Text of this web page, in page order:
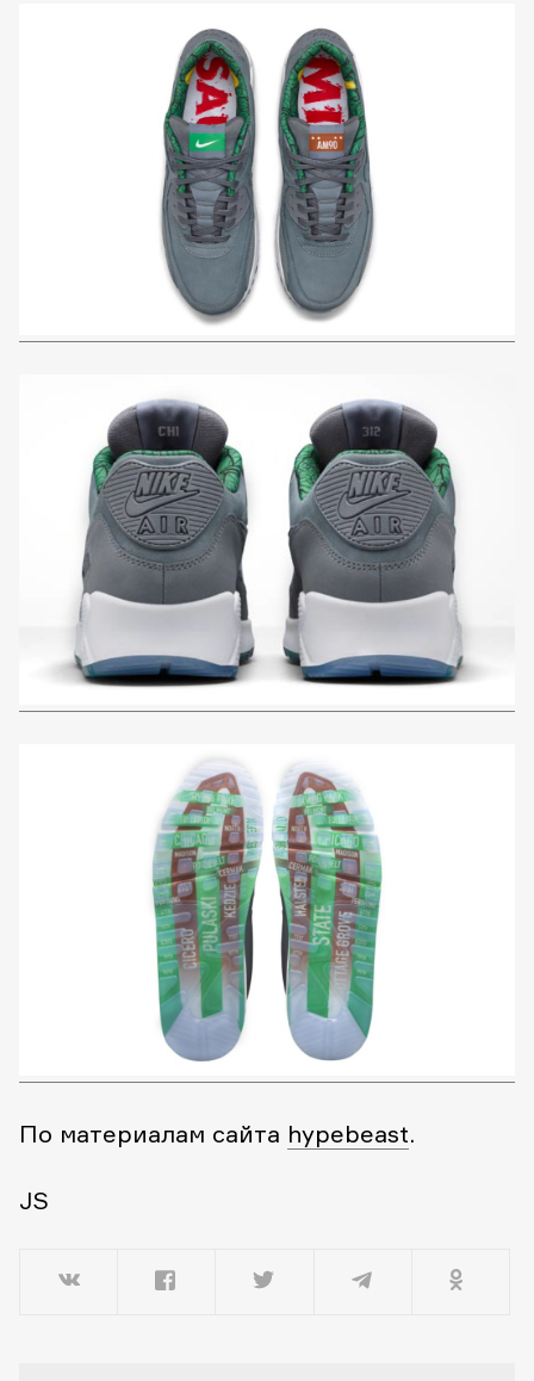
По материалам сайта hypebeast.
JS